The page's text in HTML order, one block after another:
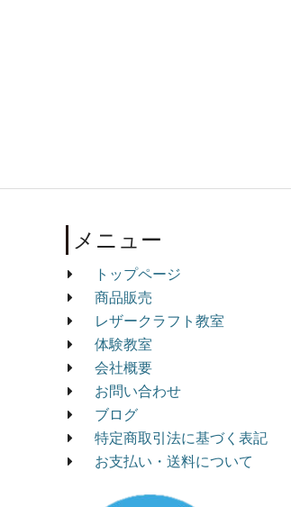
メニュー
トップページ
商品販売
レザークラフト教室
体験教室
会社概要
お問い合わせ
ブログ
特定商取引法に基づく表記
お支払い・送料について